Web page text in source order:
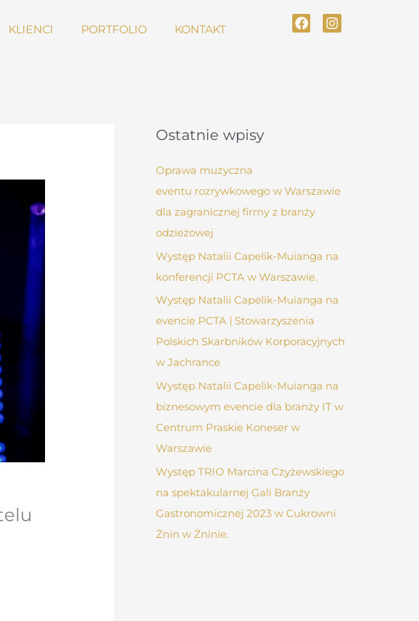
KLIENCI PORTFOLIO KONTAKT
F
a
I
n
Ostatnie wpisy
Oprawa muzyczna
eventu rozrywkowego w Warszawie
dla zagranicznej firmy z branży
odzieżowej
Występ Natalii Capelik-Muianga na
konferencji PCTA w Warszawie.
Występ Natalii Capelik-Muianga na
evencie PCTA | Stowarzyszenia
Polskich Skarbników Korporacyjnych
w Jachrance
Występ Natalii Capelik-Muianga na
biznesowym evencie dla branży IT w
Centrum Praskie Koneser w
Warszawie
Występ TRIO Marcina Czyżewskiego
na spektakularnej Gali Branży
Gastronomicznej 2023 w Cukrowni
Żnin w Żninie.